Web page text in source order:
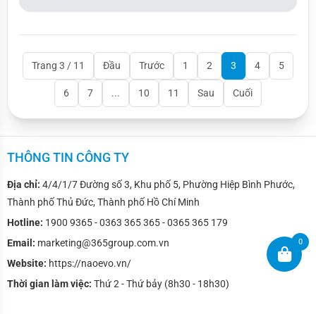
kích thước tổng thể nhưng có trục cơ sở
Trang 3 / 11 Đầu Trước 1 2 3 4 5
6 7 ... 10 11 Sau Cuối
THÔNG TIN CÔNG TY
Địa chỉ: 4/4/1/7 Đường số 3, Khu phố 5, Phường Hiệp Bình Phước,
Thành phố Thủ Đức, Thành phố Hồ Chí Minh
Hotline: 1900 9365 - 0363 365 365 - 0365 365 179
Email: marketing@365group.com.vn
Website: https://naoevo.vn/
Thời gian làm việc: Thứ 2 - Thứ bảy (8h30 - 18h30)
0